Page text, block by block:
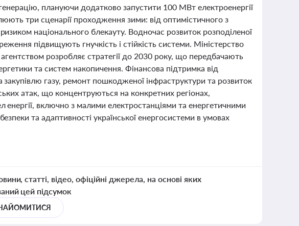
плануючи додатково запустити 100 МВт електроенергії
три сценарії проходження зими: від оптимістичного з
національного блекауту. Водночас розвиток розподіленої
підвищують гнучкість і стійкість системи. Міністерство
розробляє стратегії до 2030 року, що передбачають
та систем накопичення. Фінансова підтримка від
газу, ремонт пошкодженої інфраструктури та розвиток
атак, що концентруються на конкретних регіонах,
включно з малими електростанціями та енергетичними
та адаптивності української енергосистеми в умовах
статті, відео, офіційні джерела, на основі яких
цей підсумок